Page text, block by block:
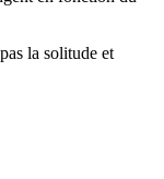
la solitude et